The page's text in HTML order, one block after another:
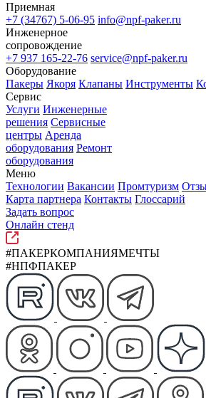
Приемная
+7 (34767) 5-06-95 info@npf-paker.ru
Инженерное
сопровождение
+7 937 165-22-76 service@npf-paker.ru
Оборудование
Пакеры Якоря Клапаны Инструменты
Сервис
Услуги Инженерные
решения Сервисные
центры Аренда
оборудования Ремонт
оборудования
Меню
Технологии Вакансии Промтуризм
Карта партнера Контакты Глоссарий
Задать вопрос
Онлайн стенд
#ПАКЕРКОМПАНИЯМЕЧТЫ
#НПФПАКЕР